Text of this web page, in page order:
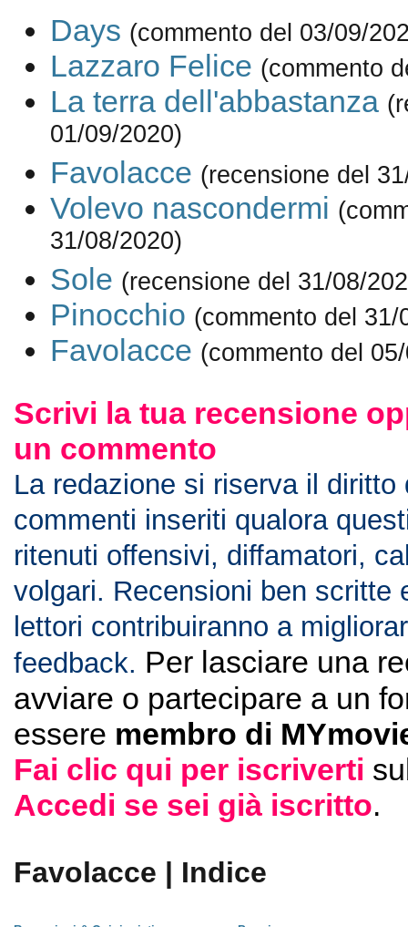
Days (commento del 03/09/
Lazzaro Felice (commento
La terra dell'abbastanza
01/09/2020)
Favolacce (recensione del
Volevo nascondermi
31/08/2020)
Sole (recensione del 31/08/
Pinocchio (commento del 31/
Favolacce (commento del
Scrivi la tua recensione
un commento
La redazione si riserva il diritto
commenti inseriti qualora
ritenuti offensivi, diffamatori,
volgari. Recensioni ben scritte
lettori contribuiranno a
feedback. Per lasciare una
avviare o partecipare a un
essere membro di
Fai clic qui per iscriverti
Accedi se sei già iscritto.
Favolacce | Indice